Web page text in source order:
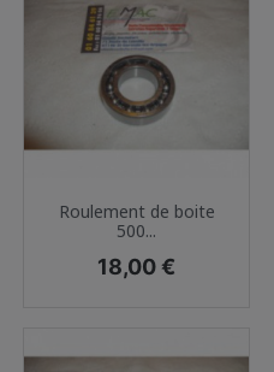
Roulement de boite
500...
Prix
18,00 €